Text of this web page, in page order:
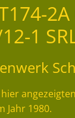
1
Jahr 1980.